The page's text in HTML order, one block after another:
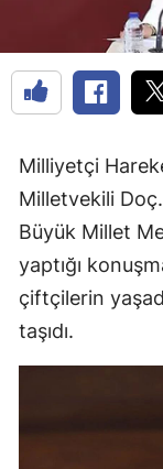
Milliyetçi
Milletvekili
Büyük Millet
yaptığı
çiftçilerin
taşıdı.